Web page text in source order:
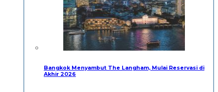
Bangkok Menyambut The Langham, Mulai Reservasi di
Akhir 2026